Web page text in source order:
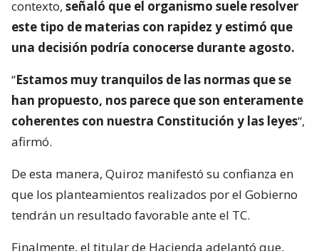
contexto, señaló que el organismo suele resolver
este tipo de materias con rapidez y estimó que
una decisión podría conocerse durante agosto.
“Estamos muy tranquilos de las normas que se
han propuesto, nos parece que son enteramente
coherentes con nuestra Constitución y las leyes“,
afirmó.
De esta manera, Quiroz manifestó su confianza en
que los planteamientos realizados por el Gobierno
tendrán un resultado favorable ante el TC.
Finalmente, el titular de Hacienda adelantó que,